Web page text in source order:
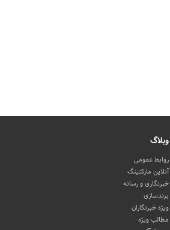
وبلاگ
روابط عمومی
آنلاین مارکتینگ
خبرنگاری و رسانه
برندسازی
ویژه خبرنگاران
مطالب ویژه